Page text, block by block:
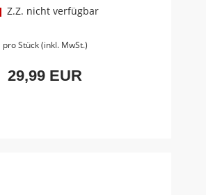
Z.Z. nicht verfügbar
pro Stück (inkl. MwSt.)
29,99 EUR